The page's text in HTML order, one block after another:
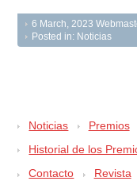
6 March, 2023
Posted in: Noticias
Noticias Premios
Historial de los
Contacto
Revista